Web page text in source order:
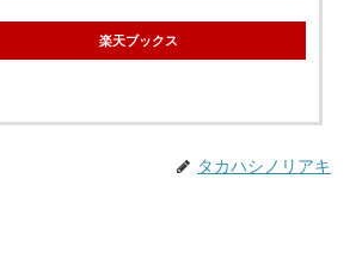
楽天ブックス
タカハシノリアキ